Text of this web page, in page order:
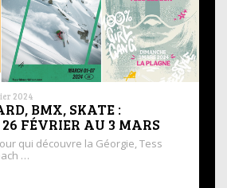
2024
BMX, SKATE :
FÉVRIER AU 3 MARS
qui découvre la Géorgie, Tess
…